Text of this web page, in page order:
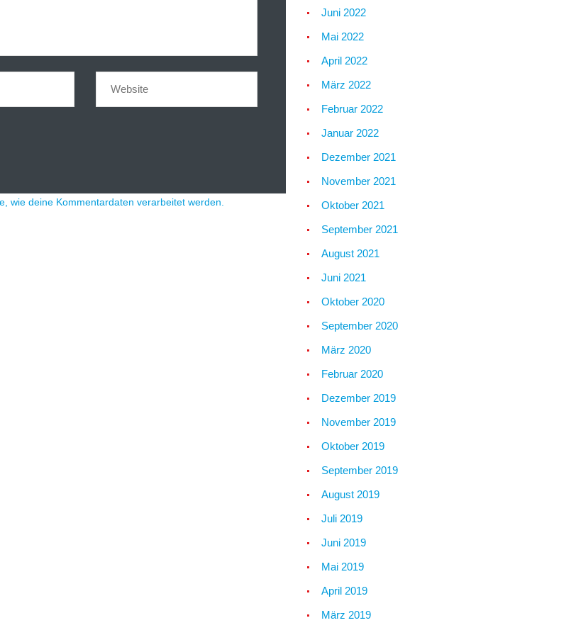
wie deine Kommentardaten verarbeitet werden.
Juni 2022
Mai 2022
April 2022
März 2022
Februar 2022
Januar 2022
Dezember 2021
November 2021
Oktober 2021
September 2021
August 2021
Juni 2021
Oktober 2020
September 2020
März 2020
Februar 2020
Dezember 2019
November 2019
Oktober 2019
September 2019
August 2019
Juli 2019
Juni 2019
Mai 2019
April 2019
März 2019